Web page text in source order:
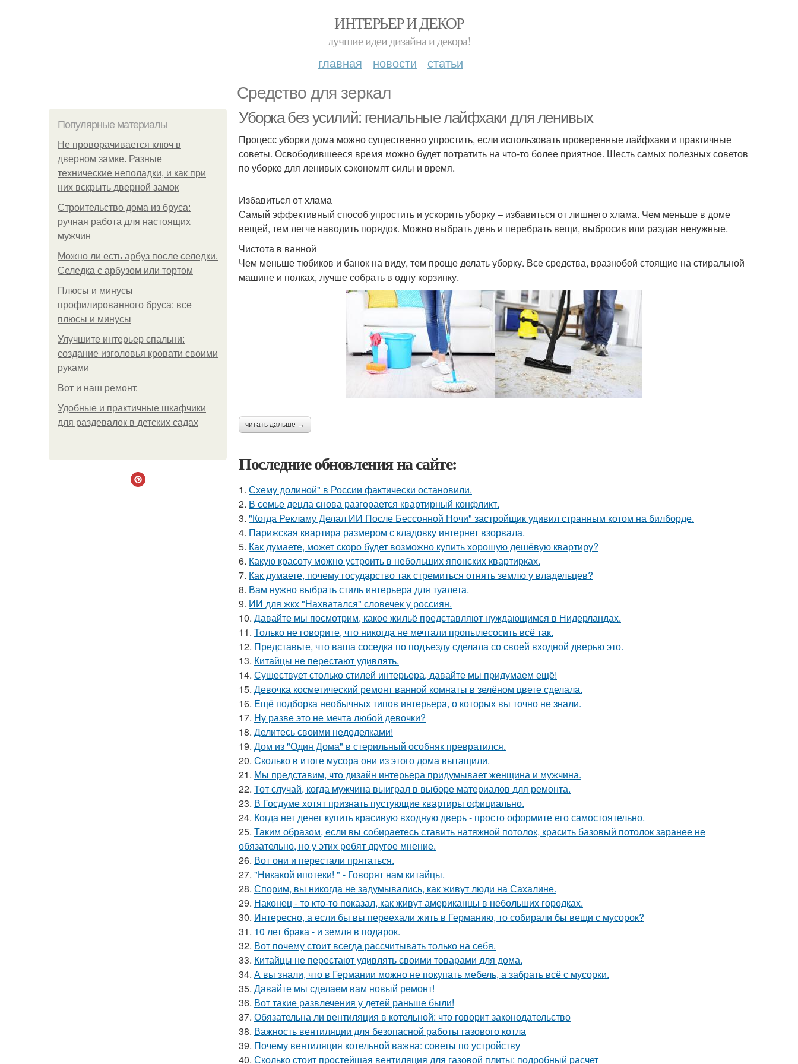
ИНТЕРЬЕР И ДЕКОР
лучшие идеи дизайна и декора!
главная новости статьи
Средство для зеркал
Популярные материалы
Не проворачивается ключ в
дверном замке. Разные
технические неполадки, и как при
них вскрыть дверной замок
Строительство дома из бруса:
ручная работа для настоящих
мужчин
Можно ли есть арбуз после селедки.
Селедка с арбузом или тортом
Плюсы и минусы
профилированного бруса: все
плюсы и минусы
Улучшите интерьер спальни:
создание изголовья кровати своими
руками
Boт и наш ремoнт.
Удобные и практичные шкафчики
для раздевалок в детских садах
Уборка без усилий: гениальные лайфхаки для ленивых
Процесс уборки дома можно существенно упростить, если использовать проверенные лайфхаки и практичные
советы. Освободившееся время можно будет потратить на что-то более приятное. Шесть самых полезных советов
по уборке для ленивых сэкономят силы и время.
Избавиться от хлама
Самый эффективный способ упростить и ускорить уборку – избавиться от лишнего хлама. Чем меньше в доме
вещей, тем легче наводить порядок. Можно выбрать день и перебрать вещи, выбросив или раздав ненужные.
Чистота в ванной
Чем меньше тюбиков и банок на виду, тем проще делать уборку. Все средства, вразнобой стоящие на стиральной
машине и полках, лучше собрать в одну корзинку.
читать дальше →
Последние обновления на сайте:
1. Схему долиной" в России фактически остановили.
2. В семье децла снова разгорается квартирный конфликт.
3. "Когда Рекламу Делал ИИ После Бессонной Ночи" застройщик удивил странным котом на билборде.
4. Парижская квартира размером с кладовку интернет взорвала.
5. Как думаете, может скоро будет возможно купить хорошую дешёвую квартиру?
6. Какую красоту можно устроить в небольших японских квартирках.
7. Как думаете, почему государство так стремиться отнять землю у владельцев?
8. Вам нужно выбрать стиль интерьера для туалета.
9. ИИ для жкх "Нахватался" словечек у россиян.
10. Давайте мы посмотрим, какое жильё представляют нуждающимся в Нидерландах.
11. Только не говорите, что никогда не мечтали пропылесосить всё так.
12. Представьте, что ваша соседка по подъезду сделала со своей входной дверью это.
13. Китайцы не перестают удивлять.
14. Существует столько стилей интерьера, давайте мы придумаем ещё!
15. Девочка косметический ремонт ванной комнаты в зелёном цвете сделала.
16. Ещё подборка необычных типов интерьера, о которых вы точно не знали.
17. Ну разве это не мечта любой девочки?
18. Делитесь своими недоделками!
19. Дом из "Один Дома" в стерильный особняк превратился.
20. Сколько в итоге мусора они из этого дома вытащили.
21. Мы представим, что дизайн интерьера придумывает женщина и мужчина.
22. Тот случай, когда мужчина выиграл в выборе материалов для ремонта.
23. В Госдуме хотят признать пустующие квартиры официально.
24. Когда нет денег купить красивую входную дверь - просто оформите его самостоятельно.
25. Таким образом, если вы собираетесь ставить натяжной потолок, красить базовый потолок заранее не
обязательно, но у этих ребят другое мнение.
26. Вот они и перестали прятаться.
27. "Никакой ипотеки! " - Говорят нам китайцы.
28. Спорим, вы никогда не задумывались, как живут люди на Сахалине.
29. Наконец - то кто-то показал, как живут американцы в небольших городках.
30. Интересно, а если бы вы переехали жить в Германию, то собирали бы вещи с мусорок?
31. 10 лет брака - и земля в подарок.
32. Вот почему стоит всегда рассчитывать только на себя.
33. Китайцы не перестают удивлять своими товарами для дома.
34. А вы знали, что в Германии можно не покупать мебель, а забрать всё с мусорки.
35. Давайте мы сделаем вам новый ремонт!
36. Вот такие развлечения у детей раньше были!
37. Обязательна ли вентиляция в котельной: что говорит законодательство
38. Важность вентиляции для безопасной работы газового котла
39. Почему вентиляция котельной важна: советы по устройству
40. Сколько стоит простейшая вентиляция для газовой плиты: подробный расчет